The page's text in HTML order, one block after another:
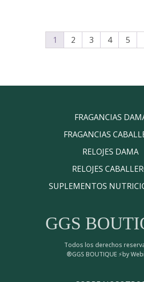
1 2 3 4 5
FRAGANCIAS
FRAGANCIAS
RELOJES DAMA
RELOJES
SUPLEMENTOS
GGS
Todos los derechos
®GGS BOUTIQUE ⚡by